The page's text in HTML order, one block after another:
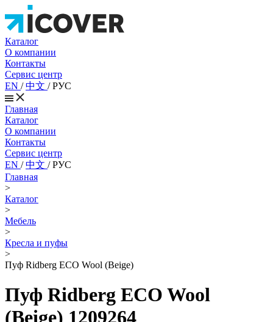
Каталог
О компании
Контакты
Сервис центр
EN /中文 /РУС
Главная
Каталог
О компании
Контакты
Сервис центр
EN /中文 /РУС
Главная
>
Каталог
>
Мебель
>
Кресла и пуфы
>
Пуф Ridberg ECO Wool (Beige)
Пуф Ridberg ECO Wool
(Beige) 1209264